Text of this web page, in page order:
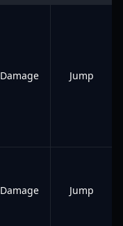
Damage Jump
Damage Jump